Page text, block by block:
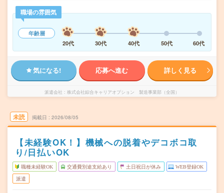
職場の雰囲気
年齢層
20代
30代 40代 50代 60代
気になる! 応募へ進む 詳しく見る
派遣会社 株式会社綜合キャリアオプション 製造事業部（全国）
未読 掲載日 2026/08/05
【未経験OK！】機械への脱着やデコボコ取
り/日払いOK
職種未経験OK 交通費別途支給あり 土日祝日が休み WEB登録OK
派遣